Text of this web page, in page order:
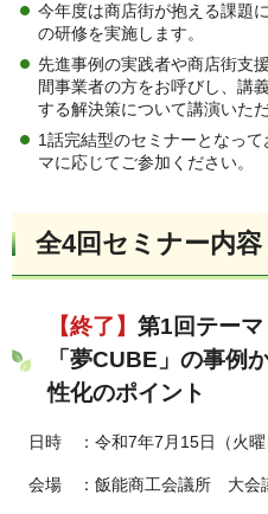
今年度は商店街が抱える課題
の研修を実施します。
先進事例の実践者や商店街支
間事業者の方をお呼びし、講
する解決策について講演いただ
1話完結型のセミナーとなっ
マに応じてご参加ください。
全4回セミナー内容
【終了】 第1回テー
「夢CUBE」の事
性化のポイント
日時 ：令和7年7月15日（火
会場 ：飯能商工会議所 大会